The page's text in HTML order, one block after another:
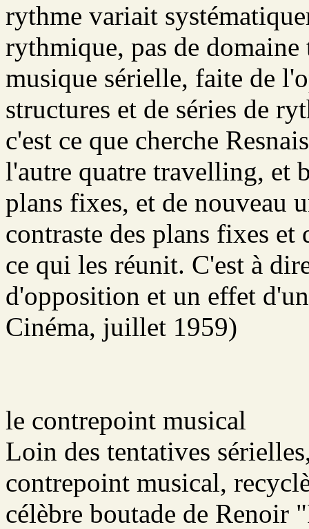
rythme variait
rythmique, pas de
musique sérielle, faite de
structures et de séries de
c'est ce que cherche
l'autre quatre travelling, et
plans fixes, et de nouveau
contraste des plans fixes
ce qui les réunit. C'est à
d'opposition et un effet
Cinéma, juillet 1959)
le contrepoint musical
Loin des tentatives
contrepoint musical,
célèbre boutade de Renoir